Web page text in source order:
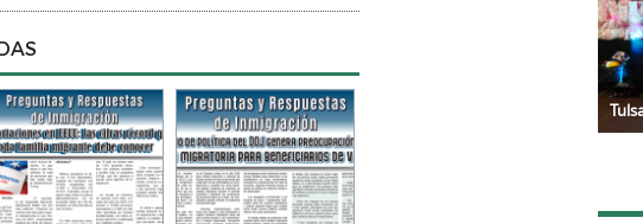
Señor de los Milagros 2025